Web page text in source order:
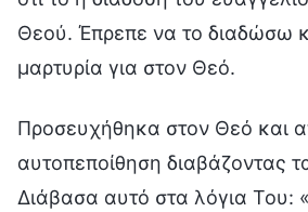
Θεού. Έπρεπε να το διαδώσω
μαρτυρία για στον Θεό.
Προσευχήθηκα στον Θεό και
αυτοπεποίθηση διαβάζοντας
Διάβασα αυτό στα λόγια Του: «